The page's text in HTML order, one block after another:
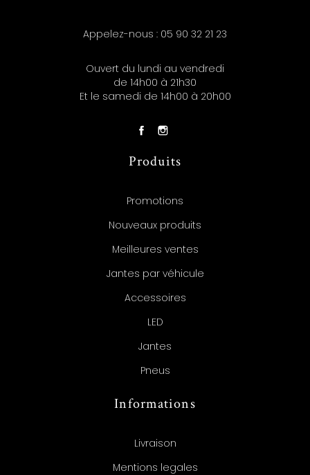
Appelez-nous : 05 90 32 21 23
Ouvert du lundi au vendredi
de 14h00 à 21h30
Et le samedi de 14h00 à 20h00
Produits
Promotions
Nouveaux produits
Meilleures ventes
Jantes par véhicule
Accessoires
LED
Jantes
Pneus
Informations
Livraison
Mentions legales